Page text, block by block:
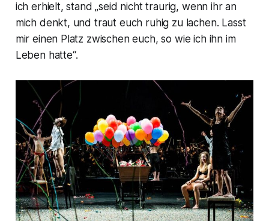
ich erhielt, stand „seid nicht traurig, wenn ihr an
mich denkt, und traut euch ruhig zu lachen. Lasst
mir einen Platz zwischen euch, so wie ich ihn im
Leben hatte“.